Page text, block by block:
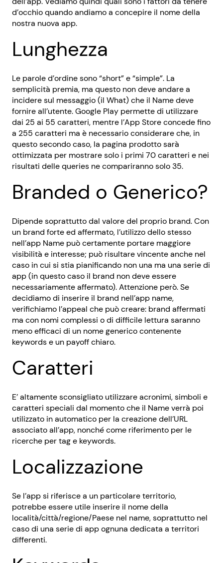
d’occhio quando andiamo a concepire il nome della
nostra nuova app.
Lunghezza
Le parole d’ordine sono “short” e “simple”. La
semplicità premia, ma questo non deve andare a
incidere sul messaggio (il What) che il Name deve
fornire all’utente. Google Play permette di utilizzare
dai 25 ai 55 caratteri, mentre l’App Store concede fino
a 255 caratteri ma è necessario considerare che, in
questo secondo caso, la pagina prodotto sarà
ottimizzata per mostrare solo i primi 70 caratteri e nei
risultati delle queries ne compariranno solo 35.
Branded o Generico?
Dipende soprattutto dal valore del proprio brand. Con
un brand forte ed affermato, l’utilizzo dello stesso
nell’app Name può certamente portare maggiore
visibilità e interesse; può risultare vincente anche nel
caso in cui si stia pianificando non una ma una serie di
app (in questo caso il brand non deve essere
necessariamente affermato). Attenzione però. Se
decidiamo di inserire il brand nell’app name,
verifichiamo l’appeal che può creare: brand affermati
ma con nomi complessi o di difficile lettura saranno
meno efficaci di un nome generico contenente
keywords e un payoff chiaro.
Caratteri
E’ altamente sconsigliato utilizzare acronimi, simboli e
caratteri speciali dal momento che il Name verrà poi
utilizzato in automatico per la creazione dell’URL
associato all’app, nonché come riferimento per le
ricerche per tag e keywords.
Localizzazione
Se l’app si riferisce a un particolare territorio,
potrebbe essere utile inserire il nome della
località/città/regione/Paese nel name, soprattutto nel
caso di una serie di app ognuna dedicata a territori
differenti.